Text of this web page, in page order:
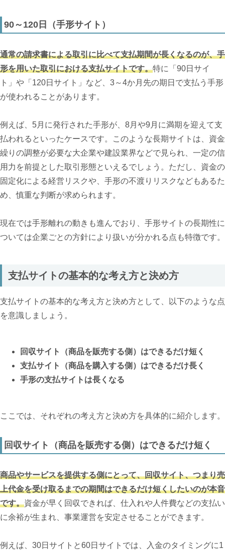
90～120日（手形サイト）
通常の請求書による取引に比べて支払期間が長くなるのが、手
形を用いた取引における支払サイトです。特に「90日サイ
ト」や「120日サイト」など、3～4か月先の期日で支払う手形
が使われることがあります。
例えば、5月に発行された手形が、8月や9月に満期を迎えて支
払われるといったケースです。このような長期サイトは、資金
繰りの調整が必要な大企業や建設業界などで見られ、一定の信
用力を前提とした取引形態といえるでしょう。ただし、資金の
固定化による経営リスクや、手形の不渡りリスクなどもあるた
め、慎重な判断が求められます。
現在では手形離れの動きも進んでおり、手形サイトの長期性に
ついては企業ごとの方針により扱いが分かれる点も特徴です。
支払サイトの基本的な考え方と決め方
支払サイトの基本的な考え方と決め方として、以下のような点
を意識しましょう。
回収サイト（商品を販売する側）はできるだけ短く
支払サイト（商品を購入する側）はできるだけ長く
手形の支払サイトは長くなる
ここでは、それぞれの考え方と決め方を具体的に紹介します。
回収サイト（商品を販売する側）はできるだけ短く
商品やサービスを提供する側にとって、回収サイト、つまり売
上代金を受け取るまでの期間はできるだけ短くしたいのが本音
です。資金が早く回収できれば、仕入れや人件費などの支払い
に余裕が生まれ、事業運営を安定させることができます。
例えば、30日サイトと60日サイトでは、入金のタイミングに1